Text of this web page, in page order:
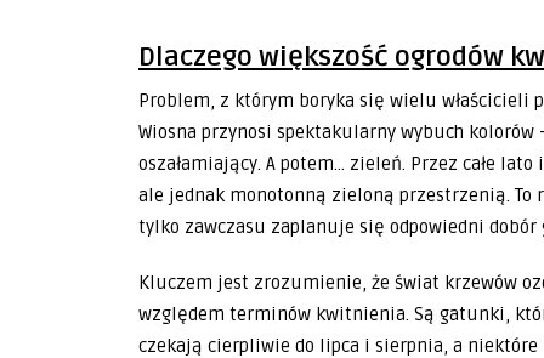
Dlaczego większość ogrodów
Problem, z którym boryka się wielu właścicieli
Wiosna przynosi spektakularny wybuch
oszałamiający. A potem… zieleń. Przez całe
ale jednak monotonną zieloną przestrzenią. To
tylko zawczasu zaplanuje się odpowiedni dobór
Kluczem jest zrozumienie, że świat krzewów
względem terminów kwitnienia. Są gatunki,
czekają cierpliwie do lipca i sierpnia, a niektóre